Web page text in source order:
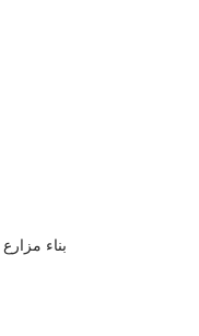
بناء